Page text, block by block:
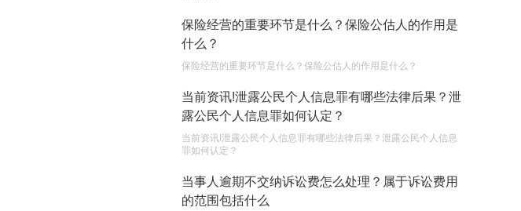
遗产继承必须要公证吗？
2023-05-05
继承遗产的份额怎么分配？
2023-05-05
保险经营的重要环节是什么？保险公估人的作用是
什么？
保险经营的重要环节是什么？保险公估人的作用是什么？
当前资讯!泄露公民个人信息罪有哪些法律后果？泄
露公民个人信息罪如何认定？
当前资讯!泄露公民个人信息罪有哪些法律后果？泄露公民个人信息
罪如何认定？
当事人逾期不交纳诉讼费怎么处理？属于诉讼费用
的范围包括什么